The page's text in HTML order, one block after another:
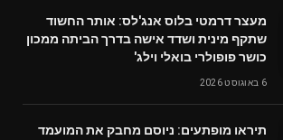
מעצר דרמטי בלוס אנג'לס: אותר החשוד
שתקף מינית ושדד אישה בדרך הביתה ממכון
כושר פופולרי בואלי וילג'
6 באוגוסט 2026
תיראו מופתעים: ניוסם מחבק את המועמד